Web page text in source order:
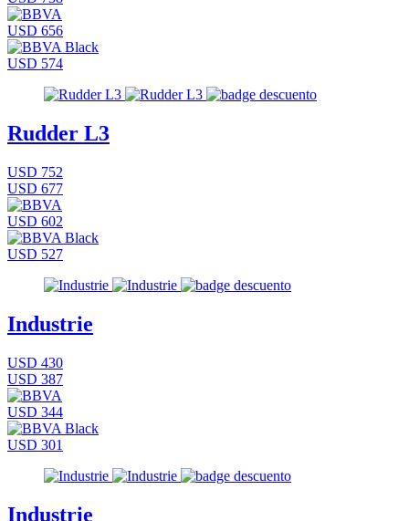
USD 656
USD 574
Rudder L3
USD 752
USD 677
USD 602
USD 527
Industrie
USD 430
USD 387
USD 344
USD 301
Industrie